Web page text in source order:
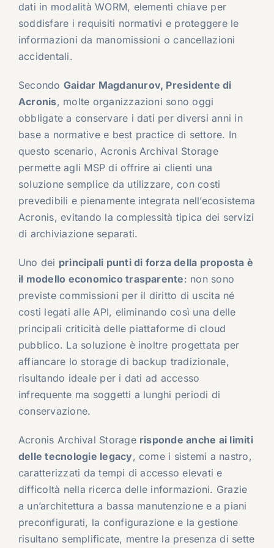
dati in modalità WORM, elementi chiave per
soddisfare i requisiti normativi e proteggere le
informazioni da manomissioni o cancellazioni
accidentali.
Secondo Gaidar Magdanurov, Presidente di
Acronis, molte organizzazioni sono oggi
obbligate a conservare i dati per diversi anni in
base a normative e best practice di settore. In
questo scenario, Acronis Archival Storage
permette agli MSP di offrire ai clienti una
soluzione semplice da utilizzare, con costi
prevedibili e pienamente integrata nell’ecosistema
Acronis, evitando la complessità tipica dei servizi
di archiviazione separati.
Uno dei principali punti di forza della proposta è
il modello economico trasparente: non sono
previste commissioni per il diritto di uscita né
costi legati alle API, eliminando così una delle
principali criticità delle piattaforme di cloud
pubblico. La soluzione è inoltre progettata per
affiancare lo storage di backup tradizionale,
risultando ideale per i dati ad accesso
infrequente ma soggetti a lunghi periodi di
conservazione.
Acronis Archival Storage risponde anche ai limiti
delle tecnologie legacy, come i sistemi a nastro,
caratterizzati da tempi di accesso elevati e
difficoltà nella ricerca delle informazioni. Grazie
a un’architettura a bassa manutenzione e a piani
preconfigurati, la configurazione e la gestione
risultano semplificate, mentre la presenza di sette